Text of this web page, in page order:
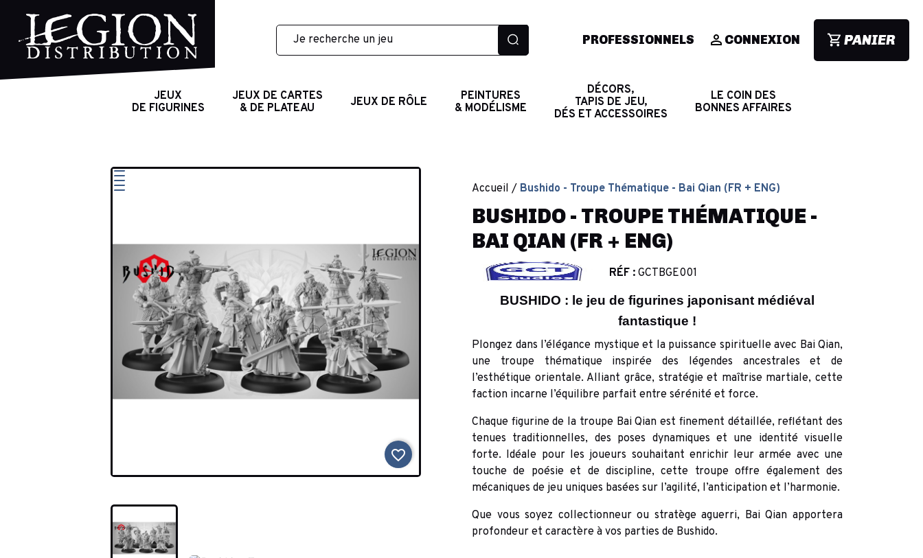
PROFESSIONNELS CONNEXION PANIER
JEUX
DE FIGURINES
JEUX DE CARTES
& DE PLATEAU
JEUX DE RÔLE
PEINTURES
& MODÉLISME
DÉCORS,
TAPIS DE JEU,
DÉS ET ACCESSOIRES
LE COIN DES
BONNES AFFAIRES
favorite_border
Accueil Bushido - Troupe Thématique - Bai Qian (FR + ENG)
BUSHIDO - TROUPE THÉMATIQUE -
BAI QIAN (FR + ENG)
RÉF : GCTBGE001
BUSHIDO : le jeu de figurines japonisant médiéval
fantastique !
Plongez dans l’élégance mystique et la puissance spirituelle avec Bai Qian,
une troupe thématique inspirée des légendes ancestrales et de
l’esthétique orientale. Alliant grâce, stratégie et maîtrise martiale, cette
faction incarne l’équilibre parfait entre sérénité et force.
Chaque figurine de la troupe Bai Qian est finement détaillée, reflétant des
tenues traditionnelles, des poses dynamiques et une identité visuelle
forte. Idéale pour les joueurs souhaitant enrichir leur armée avec une
touche de poésie et de discipline, cette troupe offre également des
mécaniques de jeu uniques basées sur l’agilité, l’anticipation et l’harmonie.
Que vous soyez collectionneur ou stratège aguerri, Bai Qian apportera
profondeur et caractère à vos parties de Bushido.